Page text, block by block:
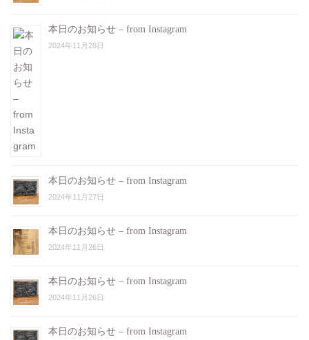
本日のお知らせ – from Instagram
2024年11月28日
本日のお知らせ – from Instagram
2024年11月27日
本日のお知らせ – from Instagram
2024年11月26日
本日のお知らせ – from Instagram
2024年11月26日
本日のお知らせ – from Instagram